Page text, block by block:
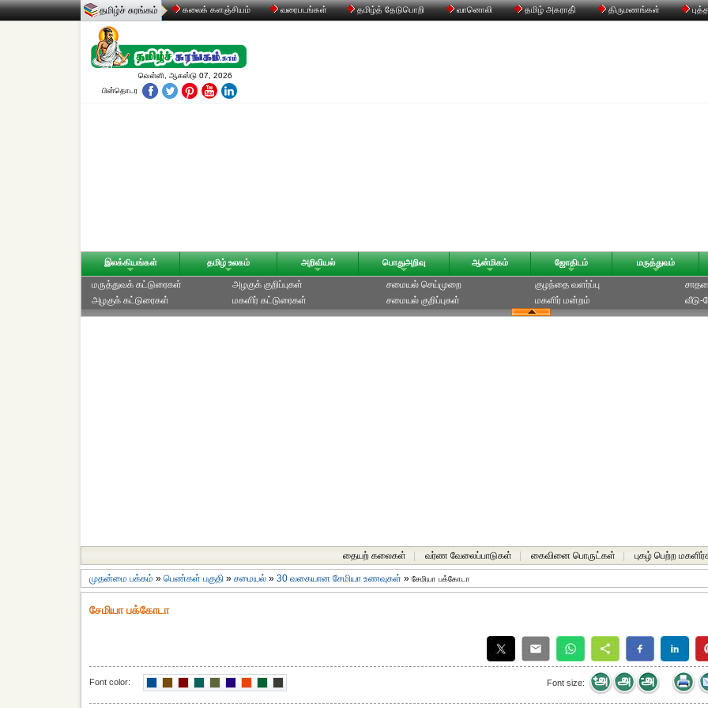
தமிழ்ச் சுரங்கம் கலைக் களஞ்சியம் வரைபடங்கள் தமிழ்த் தேடுபொறி வானொலி தமிழ் அகராதி் திருமணங்கள்
வெள்ளி, ஆகஸ்டு 07, 2026
பின்தொடர
இலக்கியங்கள் தமிழ் உலகம் அறிவியல் பொதுஅறிவு ஆன்மிகம் ஜோதிடம் மருத்துவம்
மருத்துவக் கட்டுரைகள்
அழகுக் கட்டுரைகள்
அழகுக் குறிப்புகள்
மகளிர் கட்டுரைகள்
சமையல் செய்முறை
சமையல் குறிப்புகள்
குழந்தை வளர்ப்பு
மகளிர் மன்றம்
வீடு-
தையற் கலைகள் வர்ண வேலைப்பாடுகள் கைவினை பொருட்கள் புகழ் பெற்ற
முதன்மை பக்கம் » பெண்கள் பகுதி » சமையல் » 30 வகையான சேமியா உணவுகள் » சேமியா பக்கோடா
சேமியா பக்கோடா
Font color: Font size: